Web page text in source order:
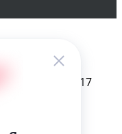
19 Сб-вс 11-17